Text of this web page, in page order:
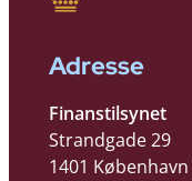
Adresse
Finanstilsynet
Strandgade 29
1401 København